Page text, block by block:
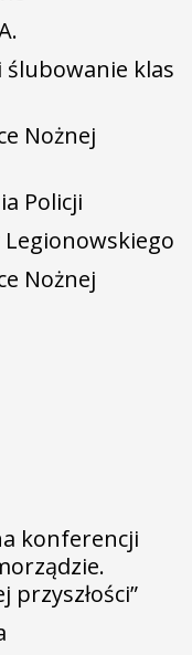
ślubowanie klas
Nożnej
Policji
Nożnej
konferencji